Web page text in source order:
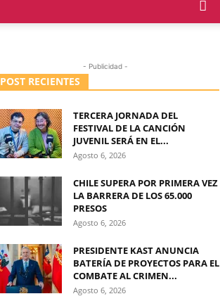
- Publicidad -
POST RECIENTES
TERCERA JORNADA DEL
FESTIVAL DE LA CANCIÓN
JUVENIL SERÁ EN EL...
Agosto 6, 2026
CHILE SUPERA POR PRIMERA VEZ
LA BARRERA DE LOS 65.000
PRESOS
Agosto 6, 2026
PRESIDENTE KAST ANUNCIA
BATERÍA DE PROYECTOS PARA EL
COMBATE AL CRIMEN...
Agosto 6, 2026